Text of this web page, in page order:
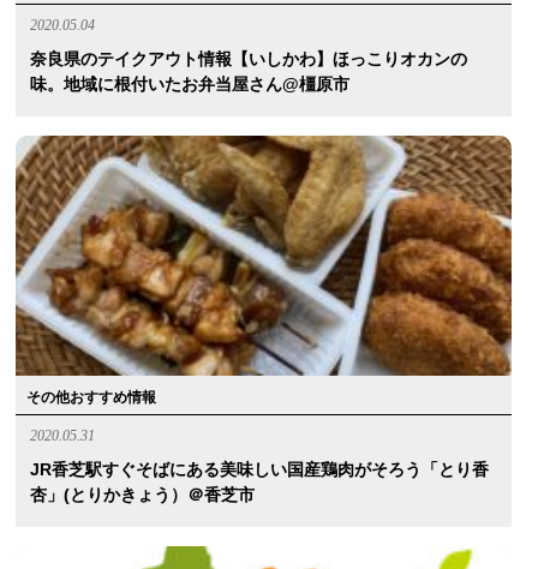
2020.05.04
奈良県のテイクアウト情報【いしかわ】ほっこりオカンの
味。地域に根付いたお弁当屋さん@橿原市
その他おすすめ情報
2020.05.31
JR香芝駅すぐそばにある美味しい国産鶏肉がそろう「とり香
杏」(とりかきょう）＠香芝市